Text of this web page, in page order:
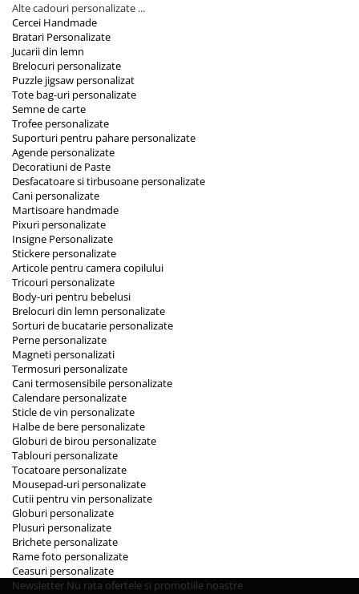
Alte cadouri personalizate ...
Cercei Handmade
Bratari Personalizate
Jucarii din lemn
Brelocuri personalizate
Puzzle jigsaw personalizat
Tote bag-uri personalizate
Semne de carte
Trofee personalizate
Suporturi pentru pahare personalizate
Agende personalizate
Decoratiuni de Paste
Desfacatoare si tirbusoane personalizate
Cani personalizate
Martisoare handmade
Pixuri personalizate
Insigne Personalizate
Stickere personalizate
Articole pentru camera copilului
Tricouri personalizate
Body-uri pentru bebelusi
Brelocuri din lemn personalizate
Sorturi de bucatarie personalizate
Perne personalizate
Magneti personalizati
Termosuri personalizate
Cani termosensibile personalizate
Calendare personalizate
Sticle de vin personalizate
Halbe de bere personalizate
Globuri de birou personalizate
Tablouri personalizate
Tocatoare personalizate
Mousepad-uri personalizate
Cutii pentru vin personalizate
Globuri personalizate
Plusuri personalizate
Brichete personalizate
Rame foto personalizate
Ceasuri personalizate
Newsletter Nu rata ofertele si promotiile noastre